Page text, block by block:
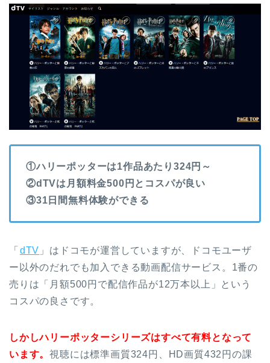
①ハリーポッターは1作品あたり324円～
②dTVは月額料金500円とコスパが良い
③31日間無料体験ができる
「 dTV 」はドコモが運営していますが、ドコモユーザ
ー以外のだれでも加入できる動画配信サービス。1番の
売りは「月額500円で配信作品が12万本以上」という
コスパの良さです。
しかしハリーポッターシリーズはすべて有料となって
います。視聴には標準画質324円、HD画質432円の課